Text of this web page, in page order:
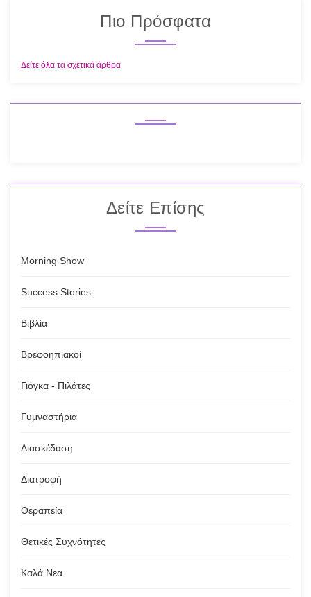
Πιο Πρόσφατα
Δείτε όλα τα σχετικά άρθρα
Δείτε Επίσης
Morning Show
Success Stories
Βιβλία
Βρεφοηπιακοί
Γιόγκα - Πιλάτες
Γυμναστήρια
Διασκέδαση
Διατροφή
Θεραπεία
Θετικές Συχνότητες
Καλά Νεα